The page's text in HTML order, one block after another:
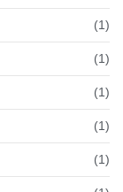
(1)
(1)
(1)
(1)
(1)